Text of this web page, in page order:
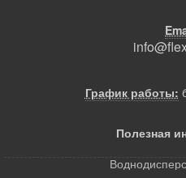
График работы:
Полезная